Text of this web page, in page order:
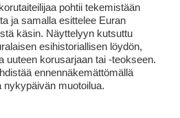
pohtii tekemistään
ja samalla esittelee Euran
käsin. Näyttelyyn kutsuttu
esihistoriallisen löydön,
uuteen korusarjaan tai -teokseen.
ennennäkemättömällä
muotoilua.